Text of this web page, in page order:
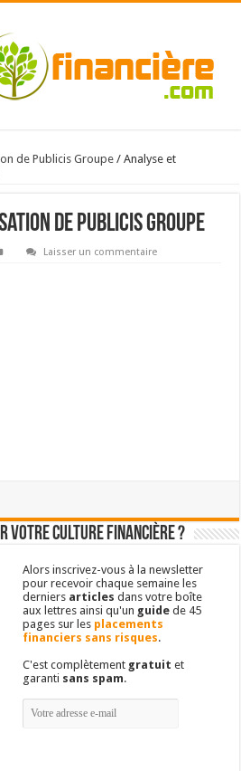
de Publicis Groupe / Analyse et
de Publicis Groupe
Laisser un commentaire
votre culture financière ?
Alors inscrivez-vous à la newsletter
pour recevoir chaque semaine les
derniers articles dans votre boîte
aux lettres ainsi qu'un guide de 45
pages sur les placements
financiers sans risques.
C'est complètement gratuit et
garanti sans spam.